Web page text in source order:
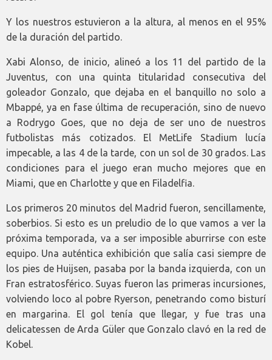
Y los nuestros estuvieron a la altura, al menos en el 95%
de la duración del partido.
Xabi Alonso, de inicio, alineó a los 11 del partido de la
Juventus, con una quinta titularidad consecutiva del
goleador Gonzalo, que dejaba en el banquillo no solo a
Mbappé, ya en fase última de recuperación, sino de nuevo
a Rodrygo Goes, que no deja de ser uno de nuestros
futbolistas más cotizados. El MetLife Stadium lucía
impecable, a las 4 de la tarde, con un sol de 30 grados. Las
condiciones para el juego eran mucho mejores que en
Miami, que en Charlotte y que en Filadelfia.
Los primeros 20 minutos del Madrid fueron, sencillamente,
soberbios. Si esto es un preludio de lo que vamos a ver la
próxima temporada, va a ser imposible aburrirse con este
equipo. Una auténtica exhibición que salía casi siempre de
los pies de Huijsen, pasaba por la banda izquierda, con un
Fran estratosférico. Suyas fueron las primeras incursiones,
volviendo loco al pobre Ryerson, penetrando como bisturí
en margarina. El gol tenía que llegar, y fue tras una
delicatessen de Arda Güler que Gonzalo clavó en la red de
Kobel.